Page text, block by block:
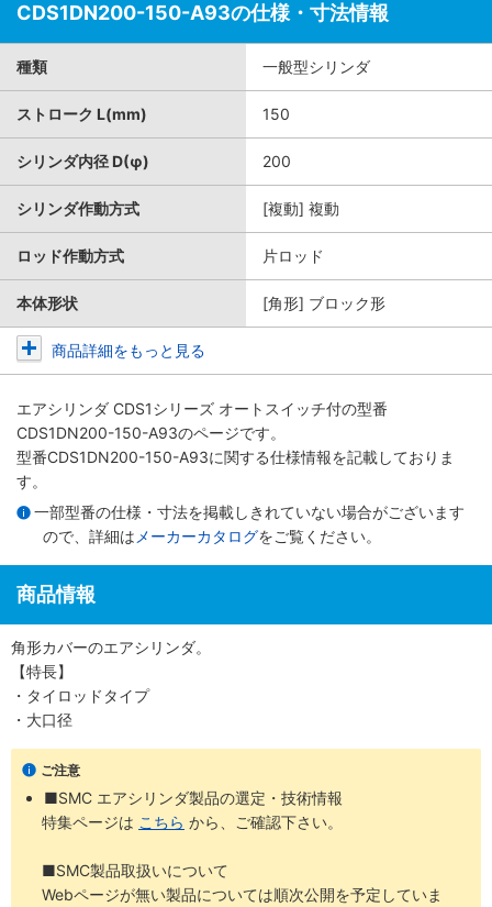
CDS1DN200-150-A93の仕様・寸法情報
種類 一般型シリンダ
ストローク L(mm) 150
シリンダ内径 D(φ) 200
シリンダ作動方式 [複動] 複動
ロッド作動方式 片ロッド
本体形状 [角形] ブロック形
商品詳細をもっと見る
エアシリンダ CDS1シリーズ オートスイッチ付の型番
CDS1DN200-150-A93のページです。
型番CDS1DN200-150-A93に関する仕様情報を記載しておりま
す。
一部型番の仕様・寸法を掲載しきれていない場合がございます
ので、詳細は メーカーカタログをご覧ください。
商品情報
角形カバーのエアシリンダ。
【特長】
・タイロッドタイプ
・大口径
ご注意
■SMC エアシリンダ製品の選定・技術情報
特集ページは こちら から、ご確認下さい。
■SMC製品取扱いについて
Webページが無い製品については順次公開を予定していま